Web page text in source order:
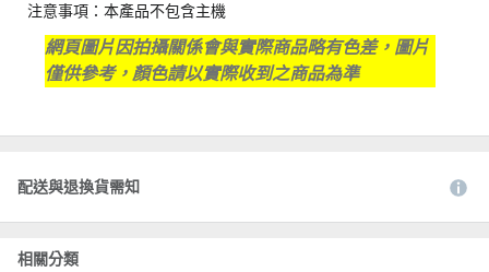
注意事項：本產品不包含主機
網頁圖片因拍攝關係會與實際商品略有色差，圖片
僅供參考，顏色請以實際收到之商品為準
配送與退換貨需知
相關分類